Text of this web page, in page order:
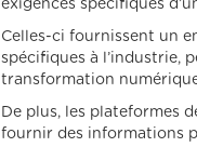
exigences spécifiques
Celles-ci fournissent un
spécifiques à l’industrie,
transformation
De plus, les plateformes
fournir des informations